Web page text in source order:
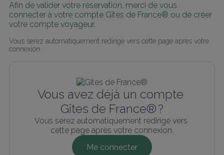
Afin de valider votre réservation, merci de vous
connecter à votre compte Gîtes de France® ou de créer
votre compte voyageur.
Vous serez automatiquement redirigé vers cette page après votre
connexion.
Vous avez déjà un compte
Gîtes de France® ?
Vous serez automatiquement redirigé vers
cette page après votre connexion.
Me connecter